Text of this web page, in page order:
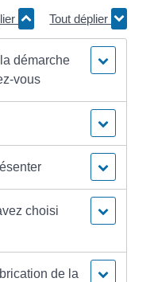
Tout déplier
démarche
vous
choisi
de la